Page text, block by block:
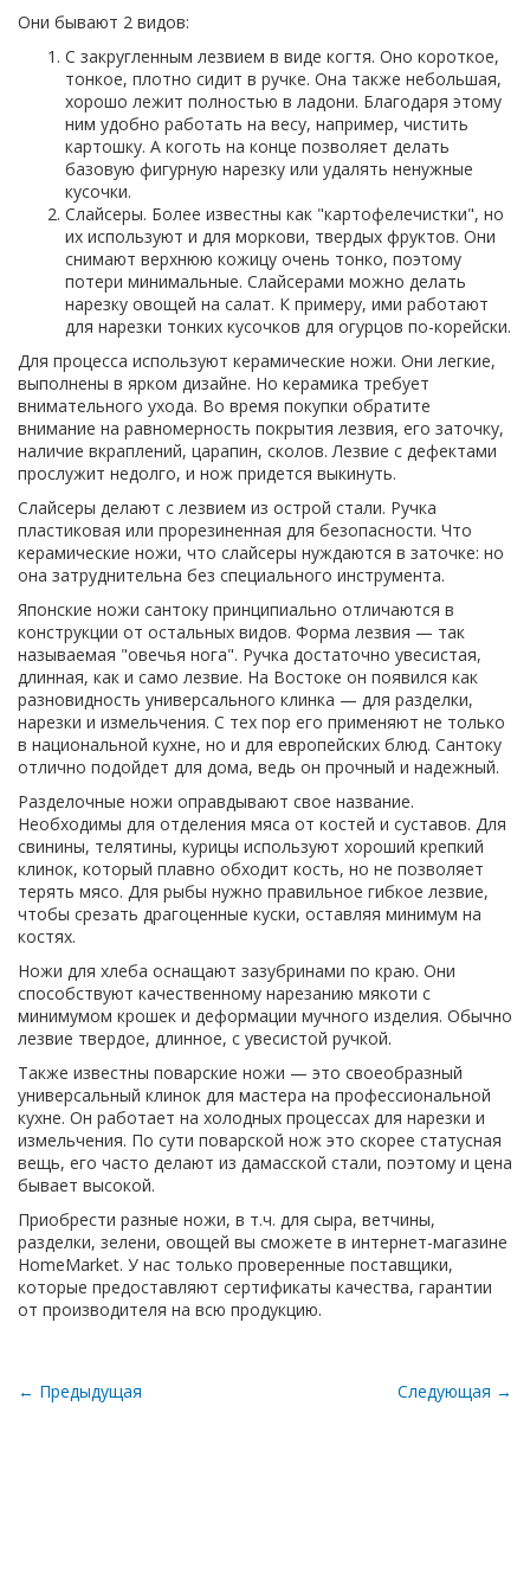
Они бывают 2 видов:
С закругленным лезвием в виде когтя. Оно короткое,
тонкое, плотно сидит в ручке. Она также небольшая,
хорошо лежит полностью в ладони. Благодаря этому
ним удобно работать на весу, например, чистить
картошку. А коготь на конце позволяет делать
базовую фигурную нарезку или удалять ненужные
кусочки.
Слайсеры. Более известны как "картофелечистки", но
их используют и для моркови, твердых фруктов. Они
снимают верхнюю кожицу очень тонко, поэтому
потери минимальные. Слайсерами можно делать
нарезку овощей на салат. К примеру, ими работают
для нарезки тонких кусочков для огурцов по-корейски.
Для процесса используют керамические ножи. Они легкие,
выполнены в ярком дизайне. Но керамика требует
внимательного ухода. Во время покупки обратите
внимание на равномерность покрытия лезвия, его заточку,
наличие вкраплений, царапин, сколов. Лезвие с дефектами
прослужит недолго, и нож придется выкинуть.
Слайсеры делают с лезвием из острой стали. Ручка
пластиковая или прорезиненная для безопасности. Что
керамические ножи, что слайсеры нуждаются в заточке: но
она затруднительна без специального инструмента.
Японские ножи сантоку принципиально отличаются в
конструкции от остальных видов. Форма лезвия — так
называемая "овечья нога". Ручка достаточно увесистая,
длинная, как и само лезвие. На Востоке он появился как
разновидность универсального клинка — для разделки,
нарезки и измельчения. С тех пор его применяют не только
в национальной кухне, но и для европейских блюд. Сантоку
отлично подойдет для дома, ведь он прочный и надежный.
Разделочные ножи оправдывают свое название.
Необходимы для отделения мяса от костей и суставов. Для
свинины, телятины, курицы используют хороший крепкий
клинок, который плавно обходит кость, но не позволяет
терять мясо. Для рыбы нужно правильное гибкое лезвие,
чтобы срезать драгоценные куски, оставляя минимум на
костях.
Ножи для хлеба оснащают зазубринами по краю. Они
способствуют качественному нарезанию мякоти с
минимумом крошек и деформации мучного изделия. Обычно
лезвие твердое, длинное, с увесистой ручкой.
Также известны поварские ножи — это своеобразный
универсальный клинок для мастера на профессиональной
кухне. Он работает на холодных процессах для нарезки и
измельчения. По сути поварской нож это скорее статусная
вещь, его часто делают из дамасской стали, поэтому и цена
бывает высокой.
Приобрести разные ножи, в т.ч. для сыра, ветчины,
разделки, зелени, овощей вы сможете в интернет-магазине
HomeMarket. У нас только проверенные поставщики,
которые предоставляют сертификаты качества, гарантии
от производителя на всю продукцию.
← Предыдущая Следующая →